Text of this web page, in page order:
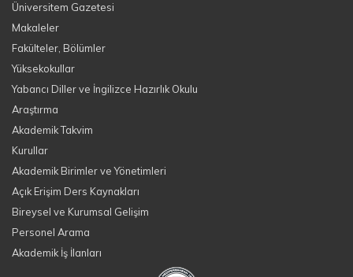
Üniversitem Gazetesi
Makaleler
Fakülteler, Bölümler
Yüksekokullar
Yabancı Diller ve İngilizce Hazırlık Okulu
Araştırma
Akademik Takvim
Kurullar
Akademik Birimler ve Yönetimleri
Açık Erişim Ders Kaynakları
Bireysel ve Kurumsal Gelişim
Personel Arama
Akademik İş İlanları